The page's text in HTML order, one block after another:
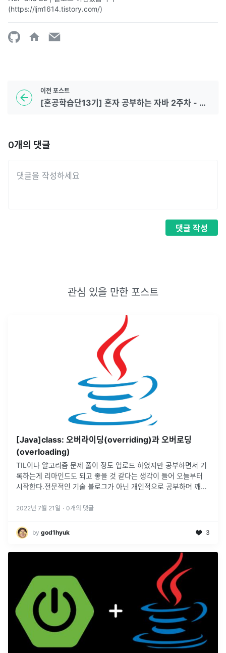
(https://ljm1614.tistory.com/)
이전 포스트
[혼공학습단13기] 혼자 공부하는 자바 2주차 - Chapter 4 ~ 5
0개의 댓글
댓글 작성
관심 있을 만한 포스트
[Java]class: 오버라이딩(overriding)과 오버로딩
(overloading)
TIL이나 알고리즘 문제 풀이 정도 업로드 하였지만 공부하면서 기
록하는게 리마인드도 되고 좋을 것 같다는 생각이 들어 오늘부터
시작한다.전문적인 기술 블로그가 아닌 개인적으로 공부하며 깨달
째 주제는 자바의...
2022년 7월 21일 · 0개의 댓글
by god1hyuk 3